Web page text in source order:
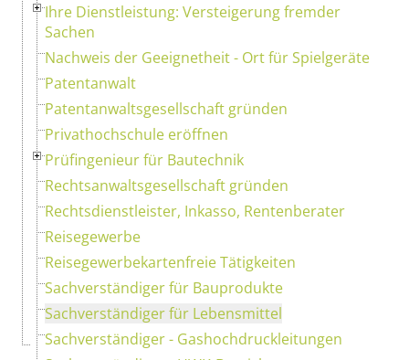
Ihre Dienstleistung: Versteigerung fremder
Sachen
Nachweis der Geeignetheit - Ort für Spielgeräte
Patentanwalt
Patentanwaltsgesellschaft gründen
Privathochschule eröffnen
Prüfingenieur für Bautechnik
Rechtsanwaltsgesellschaft gründen
Rechtsdienstleister, Inkasso, Rentenberater
Reisegewerbe
Reisegewerbekartenfreie Tätigkeiten
Sachverständiger für Bauprodukte
Sachverständiger für Lebensmittel
Sachverständiger - Gashochdruckleitungen